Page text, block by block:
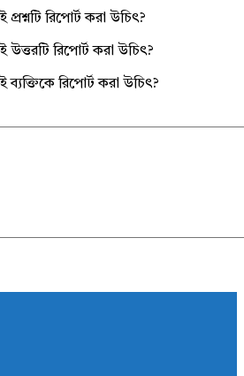
রিপোর্ট করা উচিৎ?
রিপোর্ট করা উচিৎ?
রিপোর্ট করা উচিৎ?